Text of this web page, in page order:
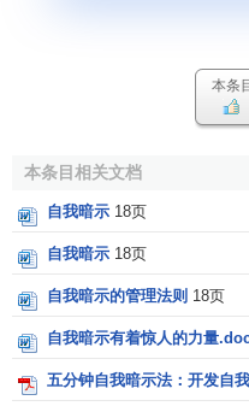
如果我对你挥拳头，这
掌，表明对你欢迎和鼓励
鼓掌，这是大家给你肯定
这些表情动作都是语言
和表情语言对人有非常强
你每天就会快乐一点。因
看，我们周围的环境、大
本条
本条目相关文档
自我暗示 18页
自我暗示 18页
自我暗示的管理法则 18页
自我暗示有着惊人的力量
五分钟自我暗示法：开发自